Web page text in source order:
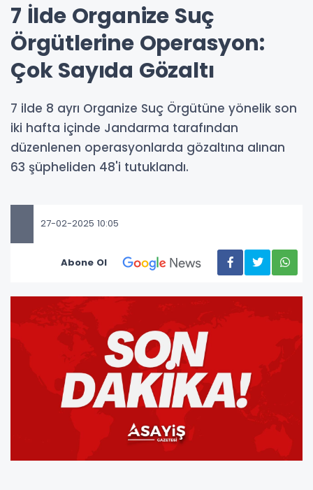
7 İlde Organize Suç
Örgütlerine Operasyon:
Çok Sayıda Gözaltı
7 ilde 8 ayrı Organize Suç Örgütüne yönelik son
iki hafta içinde Jandarma tarafından
düzenlenen operasyonlarda gözaltına alınan
63 şüpheliden 48'i tutuklandı.
27-02-2025 10:05
Abone Ol